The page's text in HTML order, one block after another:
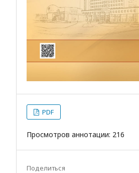
PDF
Просмотров аннотации: 216
Поделиться